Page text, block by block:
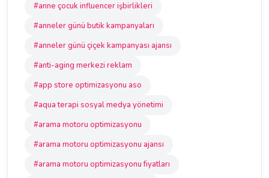
#anne çocuk influencer işbirlikleri
#anneler günü butik kampanyaları
#anneler günü çiçek kampanyası ajansı
#anti-aging merkezi reklam
#app store optimizasyonu aso
#aqua terapi sosyal medya yönetimi
#arama motoru optimizasyonu
#arama motoru optimizasyonu ajansı
#arama motoru optimizasyonu fiyatları